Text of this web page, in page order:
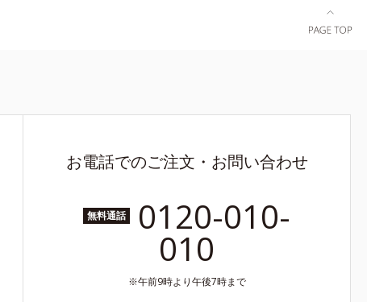
お電話でのご注文・お問い合わせ
無料通話 0120-010-
010
午前9時より午後7時まで